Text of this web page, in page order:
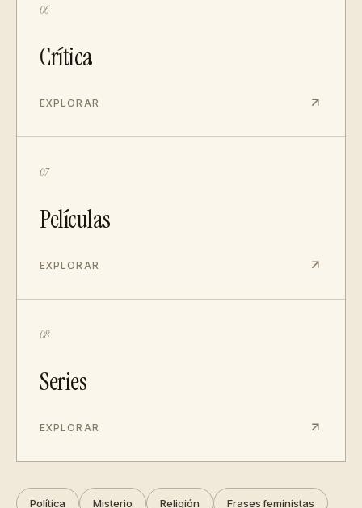
06
Crítica
EXPLORAR
07
Películas
EXPLORAR
08
Series
EXPLORAR
Política Misterio Religión Frases feministas